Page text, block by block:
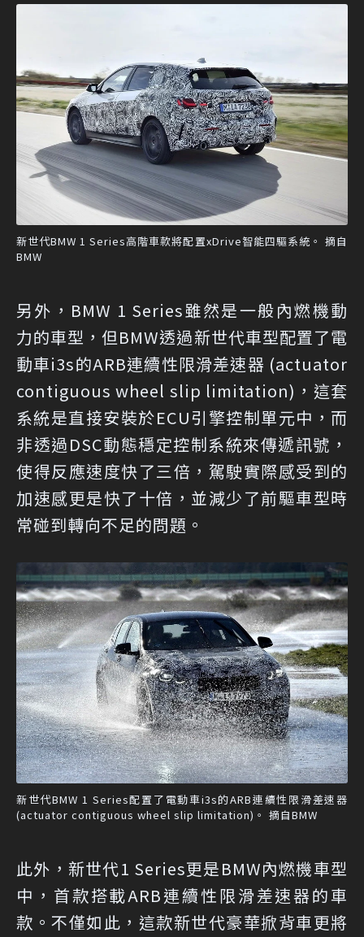
新世代BMW 1 Series高階車款將配置xDrive智能四驅系統。 摘自
BMW
另外，BMW 1 Series雖然是一般內燃機動
力的車型，但BMW透過新世代車型配置了電
動車i3s的ARB連續性限滑差速器 (actuator
contiguous wheel slip limitation)，這套
系統是直接安裝於ECU引擎控制單元中，而
非透過DSC動態穩定控制系統來傳遞訊號，
使得反應速度快了三倍，駕駛實際感受到的
加速感更是快了十倍，並減少了前驅車型時
常碰到轉向不足的問題。
新世代BMW 1 Series配置了電動車i3s的ARB連續性限滑差速器
(actuator contiguous wheel slip limitation)。 摘自BMW
此外，新世代1 Series更是BMW內燃機車型
中，首款搭載ARB連續性限滑差速器的車
款。不僅如此，這款新世代豪華掀背車更將